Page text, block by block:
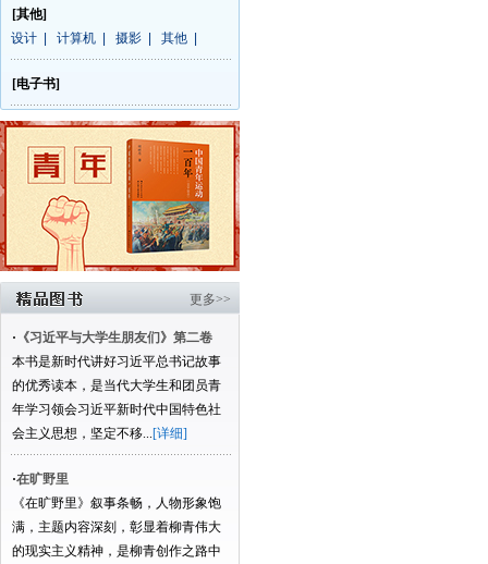
[其他]
设计
计算机 摄影 其他
[电子书]
更多>>
· 《习近平与大学生朋友们》第二卷
本书是新时代讲好习近平总书记故事
的优秀读本，是当代大学生和团员青
年学习领会习近平新时代中国特色社
会主义思想，坚定不移...[详细]
·在旷野里
《在旷野里》叙事条畅，人物形象饱
满，主题内容深刻，彰显着柳青伟大
的现实主义精神，是柳青创作之路中